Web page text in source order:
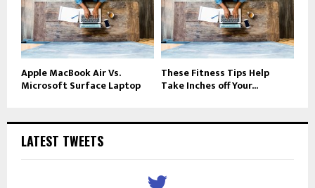
Apple MacBook Air Vs.
Microsoft Surface Laptop
These Fitness Tips Help
Take Inches off Your...
LATEST TWEETS